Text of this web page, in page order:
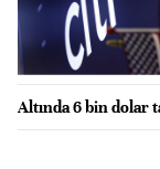
Altında 6 bin dolar